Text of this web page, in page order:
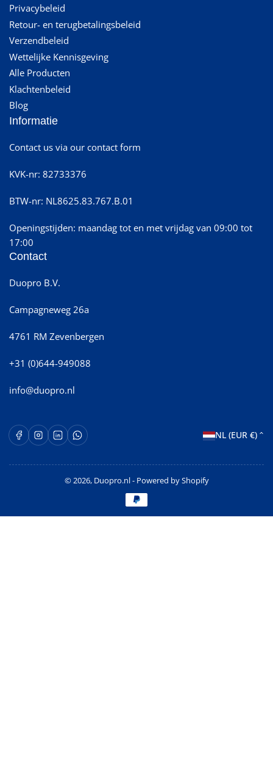
Privacybeleid
Retour- en terugbetalingsbeleid
Verzendbeleid
Wettelijke Kennisgeving
Alle Producten
Klachtenbeleid
Blog
Informatie
Contact us via our contact form
KVK-nr: 82733376
BTW-nr: NL8625.83.767.B.01
Openingstijden: maandag tot en met vrijdag van 09:00 tot
17:00
Contact
Duopro B.V.
Campagneweg 26a
4761 RM Zevenbergen
+31 (0)644-949088
info@duopro.nl
FacebookInstagram
LinkedInWhatsApp Opent in een nieuw venster.
L
n
d
NL (EUR €)
© 2026, Duopro.nl- Powered by Shopify
Betaalmethoden